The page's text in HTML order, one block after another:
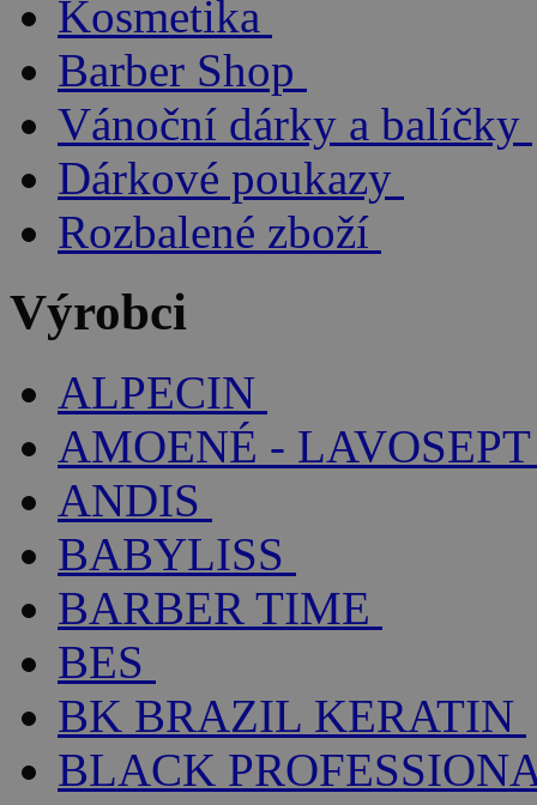
Kosmetika
Barber Shop
Vánoční dárky a balíčky
Dárkové poukazy
Rozbalené zboží
Výrobci
ALPECIN
AMOENÉ - LAVOSEPT
ANDIS
BABYLISS
BARBER TIME
BES
BK BRAZIL KERATIN
BLACK